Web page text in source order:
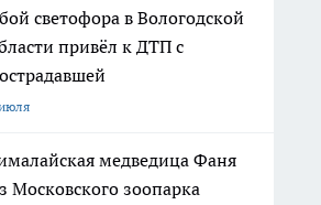
светофора в Вологодской
привёл к ДТП с
медведица Фаня
Московского зоопарка